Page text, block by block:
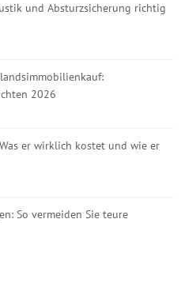
und Absturzsicherung richtig
2026
er wirklich kostet und wie er
So vermeiden Sie teure